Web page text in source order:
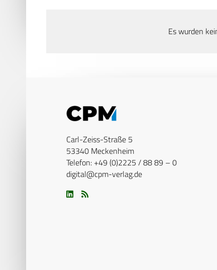
Es wurden
Carl-Zeiss-Straße 5
53340 Meckenheim
Telefon: +49 (0)2225 / 88 89 – 0
digital@cpm-verlag.de